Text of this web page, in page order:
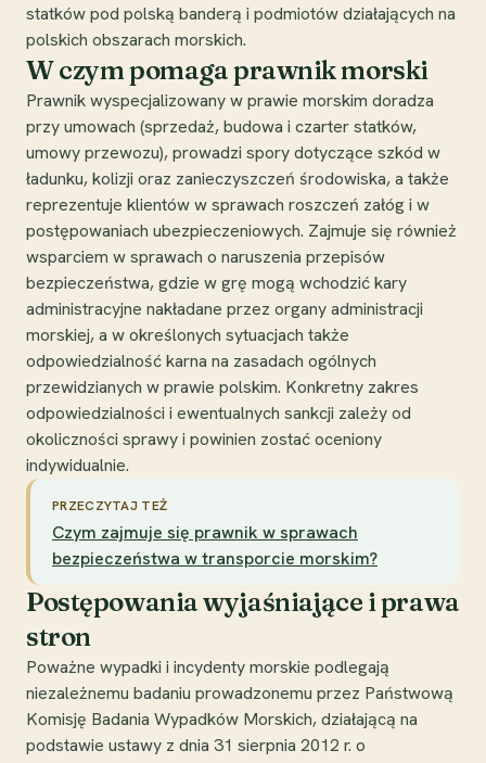
statków pod polską banderą i podmiotów działających na
polskich obszarach morskich.
W czym pomaga prawnik morski
Prawnik wyspecjalizowany w prawie morskim doradza
przy umowach (sprzedaż, budowa i czarter statków,
umowy przewozu), prowadzi spory dotyczące szkód w
ładunku, kolizji oraz zanieczyszczeń środowiska, a także
reprezentuje klientów w sprawach roszczeń załóg i w
postępowaniach ubezpieczeniowych. Zajmuje się również
wsparciem w sprawach o naruszenia przepisów
bezpieczeństwa, gdzie w grę mogą wchodzić kary
administracyjne nakładane przez organy administracji
morskiej, a w określonych sytuacjach także
odpowiedzialność karna na zasadach ogólnych
przewidzianych w prawie polskim. Konkretny zakres
odpowiedzialności i ewentualnych sankcji zależy od
okoliczności sprawy i powinien zostać oceniony
indywidualnie.
PRZECZYTAJ TEŻ
Czym zajmuje się prawnik w sprawach
bezpieczeństwa w transporcie morskim?
Postępowania wyjaśniające i prawa
stron
Poważne wypadki i incydenty morskie podlegają
niezależnemu badaniu prowadzonemu przez Państwową
Komisję Badania Wypadków Morskich, działającą na
podstawie ustawy z dnia 31 sierpnia 2012 r. o